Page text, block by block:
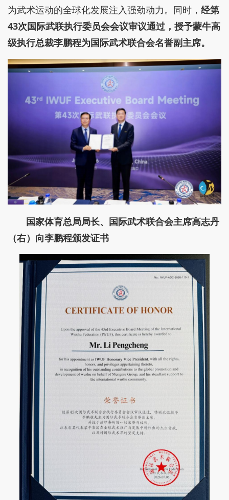
为武术运动的全球化发展注入强劲动力。同时， 经第
43次国际武联执行委员会会议审议通过，授予蒙牛高
级执行总裁李鹏程为国际武术联合会名誉副主席。
国家体育总局局长、国际武术联合会主席高志丹
（右）向李鹏程颁发证书